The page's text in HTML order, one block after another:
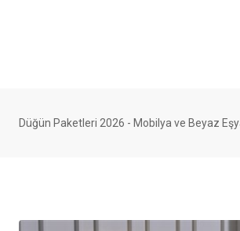
Düğün Paketleri 2026 - Mobilya ve Beyaz